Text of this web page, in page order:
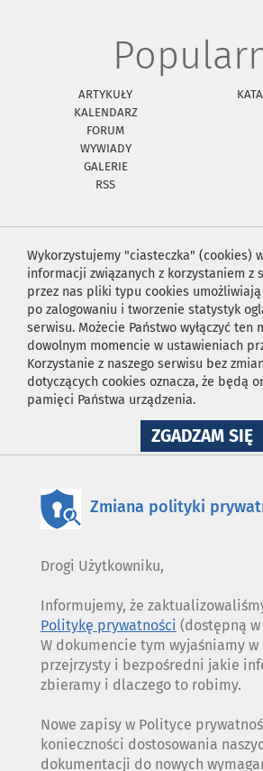
ARTYKUŁY
KALENDARZ
FORUM
WYWIADY
GALERIE
RSS
Wykorzystujemy "ciasteczka" (cookies)
informacji związanych z korzystaniem z
przez nas pliki typu cookies
po zalogowaniu i tworzenie statystyk
serwisu. Możecie Państwo wyłączyć ten
dowolnym momencie w ustawieniach
Korzystanie z naszego serwisu bez
dotyczących cookies oznacza, że będą
pamięci Państwa urządzenia.
ZGADZAM SIĘNA
Zmiana polityki
Drogi Użytkowniku,
Informujemy, że
Politykę prywatności (dostępną
W dokumencie tym wyjaśniamy w
przejrzysty i bezpośredni jakie
zbieramy i dlaczego to robimy.
Nowe zapisy w Polityce
konieczności dostosowania
dokumentacji do nowych